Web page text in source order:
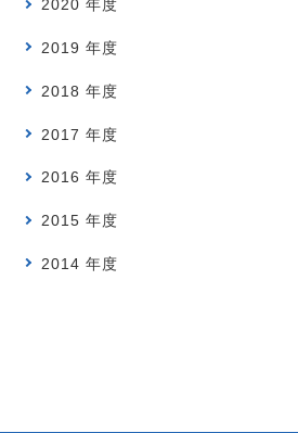
2020 年度
2019 年度
2018 年度
2017 年度
2016 年度
2015 年度
2014 年度